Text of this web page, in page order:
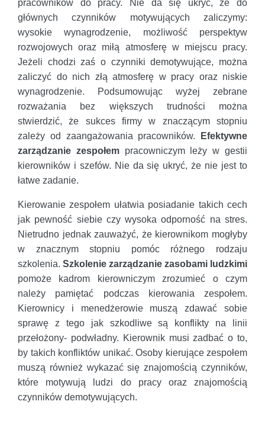
pracowników do pracy. Nie da się ukryć, że do
głównych czynników motywujących zaliczymy:
wysokie wynagrodzenie, możliwość perspektyw
rozwojowych oraz miłą atmosferę w miejscu pracy.
Jeżeli chodzi zaś o czynniki demotywujące, można
zaliczyć do nich złą atmosferę w pracy oraz niskie
wynagrodzenie. Podsumowując wyżej zebrane
rozważania bez większych trudności można
stwierdzić, że sukces firmy w znaczącym stopniu
zależy od zaangażowania pracowników.
Efektywne
zarządzanie zespołempracowniczym leży w gestii
kierowników i szefów. Nie da się ukryć, że nie jest to
łatwe zadanie.
Kierowanie zespołem ułatwia posiadanie takich cech
jak pewność siebie czy wysoka odporność na stres.
Nietrudno jednak zauważyć, że kierownikom mogłyby
w znacznym stopniu pomóc różnego rodzaju
szkolenia. Szkolenie zarządzanie zasobami ludzkimi
pomoże kadrom kierowniczym zrozumieć o czym
należy pamiętać podczas kierowania zespołem.
Kierownicy i menedżerowie muszą zdawać sobie
sprawę z tego jak szkodliwe są konflikty na linii
przełożony- podwładny. Kierownik musi zadbać o to,
by takich konfliktów unikać. Osoby kierujące zespołem
muszą również wykazać się znajomością czynników,
które motywują ludzi do pracy oraz znajomością
czynników demotywujących.